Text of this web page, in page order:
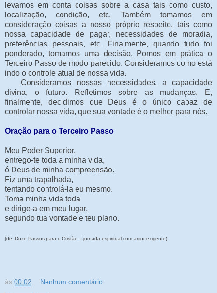
levamos em conta coisas sobre a casa tais como custo,
localização, condição, etc. Também tomamos em
consideração coisas a nosso próprio respeito, tais como
nossa capacidade de pagar, necessidades de moradia,
preferências pessoais, etc. Finalmente, quando tudo foi
ponderado, tomamos uma decisão. Pomos em prática o
Terceiro Passo de modo parecido. Consideramos como está
indo o controle atual de nossa vida.
Consideramos nossas necessidades, a capacidade
divina, o futuro. Refletimos sobre as mudanças. E,
finalmente, decidimos que Deus é o único capaz de
controlar nossa vida, que sua vontade é o melhor para nós.
Oração para o Terceiro Passo
Meu Poder Superior,
entrego-te toda a minha vida,
ó Deus de minha compreensão.
Fiz uma trapalhada,
tentando controlá-la eu mesmo.
Toma minha vida toda
e dirige-a em meu lugar,
segundo tua vontade e teu plano.
(de: Doze Passos para o Cristão – jornada espiritual com amor-exigente)
às 00:02 Nenhum comentário: